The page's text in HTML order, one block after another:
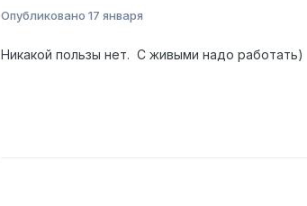
Опубликовано 17 января
Никакой пользы нет. С живыми надо работать)